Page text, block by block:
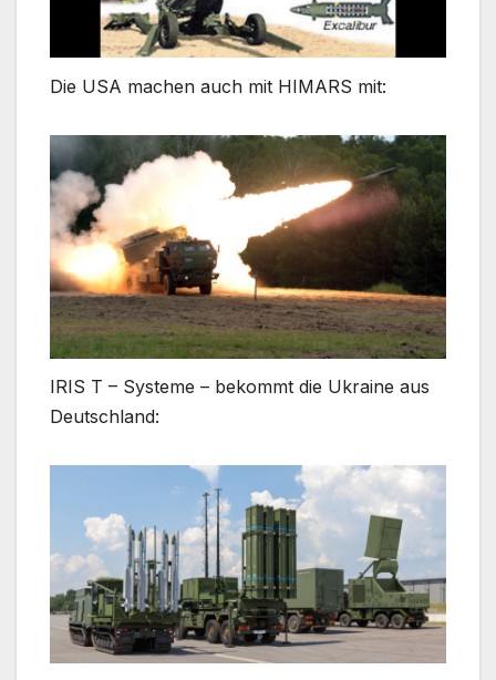
Die USA machen auch mit HIMARS mit:
IRIS T – Systeme – bekommt die Ukraine aus
Deutschland: